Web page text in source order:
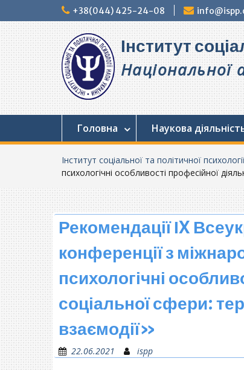
до
+38(044) 425-24-08
Інститут
Національної
Головна Наукова
Інститут соціальної та політичної
психологічні особливості професійної
Рекомендації ІX
конференції з
психологічні
соціальної сфери:
взаємодії»
22.06.2021 ispp